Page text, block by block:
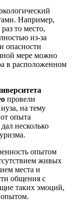
Например,
то место,
из-за
опасности
мере можно
в расположенном
провели
на тему
опыта
несколько
опытом
живых
места и
общения с
таких эмоций,